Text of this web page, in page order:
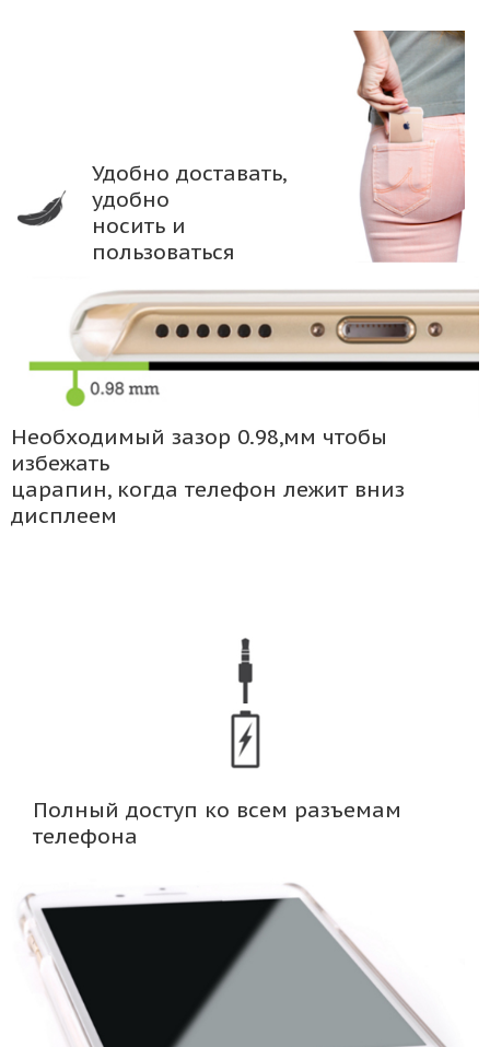
Удобно доставать,
удобно
носить и
пользоваться
Необходимый зазор 0.98,мм чтобы
избежать
царапин, когда телефон лежит вниз
дисплеем
Полный доступ ко всем разъемам
телефона